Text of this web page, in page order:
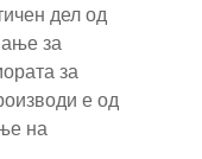
дел од
за
за
е од
на